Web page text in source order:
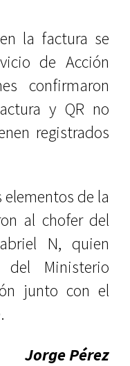
la factura se
de Acción
confirmaron
y QR no
registrados
de la
al chofer del
N, quien
Ministerio
junto con el
Jorge Pérez